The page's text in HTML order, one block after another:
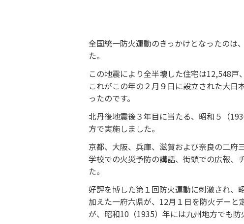
全国統一防火運動のきっかけとなったのは
た。
この地震により全半壊した住宅は12,548
これがこの年の２月９日に設立された大
ったのです。
北丹後地震後３年目に当たる、昭和５（
方で実施しました。
京都、大阪、兵庫、滋賀および奈良の二府
学校での火災予防の講話、街頭での広報、
た。
好評を博した第１回防火運動に刺激され、
加えた一府六県が、12月１日を防火デー
が、昭和10（1935）年には九州地方でも防